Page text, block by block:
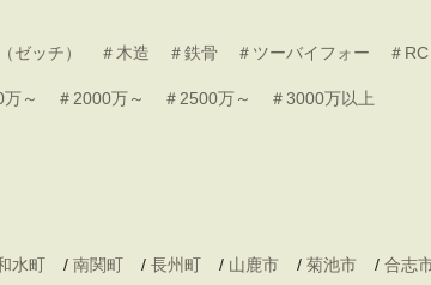
ゼッチ） ＃木造 ＃鉄骨 ＃ツーバイフォー ＃RC
万～ ＃2000万～ ＃2500万～ ＃3000万以上
水町 / 南関町 / 長州町 / 山鹿市 / 菊池市 / 合志